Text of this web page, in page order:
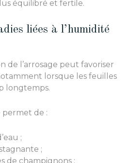
équilibré et fertile.
liées à l’humidité
de l’arrosage peut favoriser
lorsque les feuilles
longtemps.
permet de :
;
;
de champignons ;